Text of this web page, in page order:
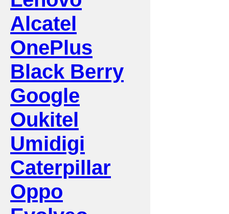
Alcatel
OnePlus
Black Berry
Google
Oukitel
Umidigi
Caterpillar
Oppo